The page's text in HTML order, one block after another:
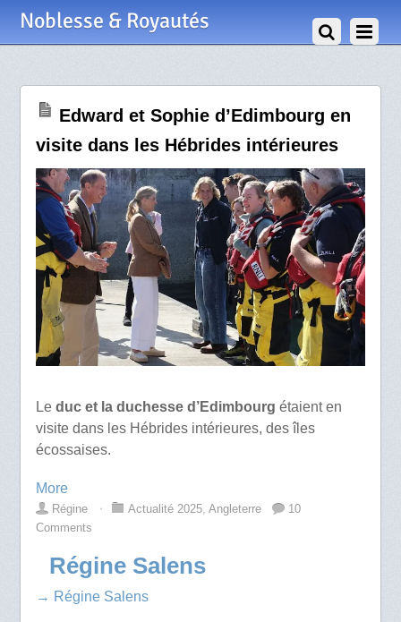
Noblesse & Royautés
Edward et Sophie d’Edimbourg en
visite dans les Hébrides intérieures
Leduc et la duchesse d’Edimbourg étaient en
visite dans les Hébrides intérieures, des îles
écossaises.
More
Régine ⋅ Actualité 2025, Angleterre
10
Comments
Régine Salens
→ Régine Salens